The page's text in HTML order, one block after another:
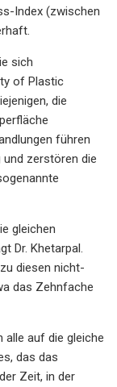
Index (zwischen
sich
of Plastic
die
führen
und zerstören die
gleichen
Dr. Khetarpal.
diesen nicht-
das Zehnfache
alle auf die gleiche
das das
Zeit, in der